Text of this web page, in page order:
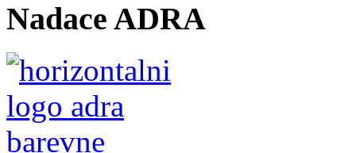
Nadace ADRA